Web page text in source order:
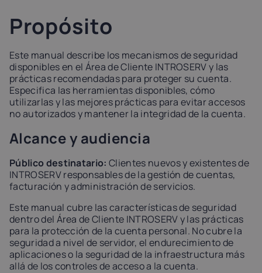
Propósito
Este manual describe los mecanismos de seguridad
disponibles en el Área de Cliente INTROSERV y las
prácticas recomendadas para proteger su cuenta.
Especifica las herramientas disponibles, cómo
utilizarlas y las mejores prácticas para evitar accesos
no autorizados y mantener la integridad de la cuenta.
Alcance y audiencia
Público destinatario: Clientes nuevos y existentes de
INTROSERV responsables de la gestión de cuentas,
facturación y administración de servicios.
Este manual cubre las características de seguridad
dentro del Área de Cliente INTROSERV y las prácticas
para la protección de la cuenta personal. No cubre la
seguridad a nivel de servidor, el endurecimiento de
aplicaciones o la seguridad de la infraestructura más
allá de los controles de acceso a la cuenta.
21%
Netherlands
21%
Poland
23%
Portugal
23%
Slovakia
Slovenia
Spain
USA
0%